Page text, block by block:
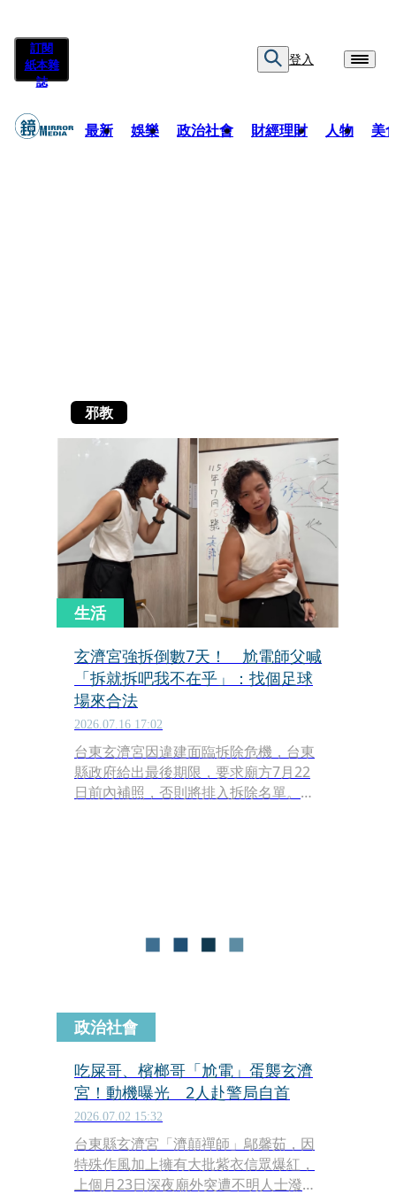
訂閱
紙本雜
誌
登入
最新 娛樂 政治社會 財經理財 人物 美
邪教
生活
玄濟宮強拆倒數7天！ 尬電師父喊
「拆就拆吧我不在乎」：找個足球
場來合法
2026.07.16 17:02
台東玄濟宮因違建面臨拆除危機，台東
縣政府給出最後期限，要求廟方7月22
日前內補照，否則將排入拆除名單。對
政治社會
吃屎哥、檳榔哥「尬電」蛋襲玄濟
宮！動機曝光 2人赴警局自首
2026.07.02 15:32
台東縣玄濟宮「濟顛禪師」鄔馨茹，因
特殊作風加上擁有大批紫衣信眾爆紅，
上個月23日深夜廟外突遭不明人士潑